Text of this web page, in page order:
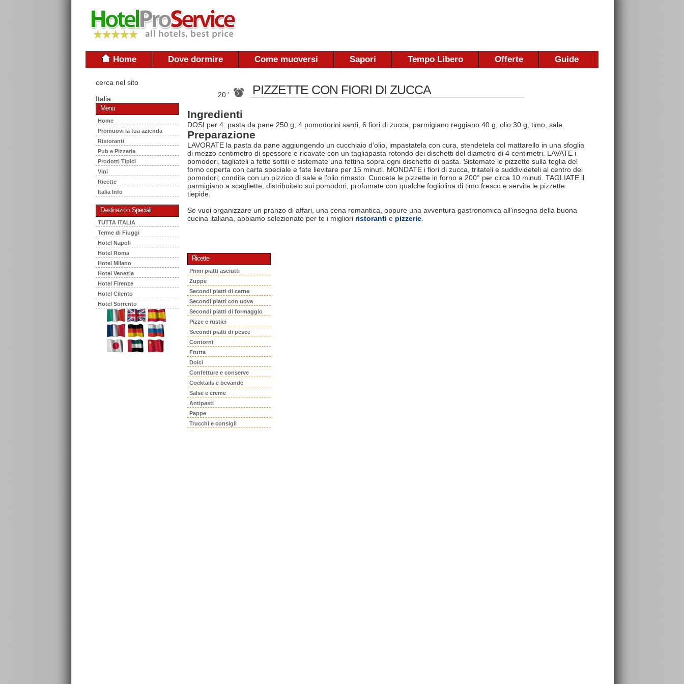
Home Dove dormire Come muoversi Sapori Tempo Libero Offerte Guide
cerca nel sito
Italia
Menu
Home
Promuovi la tua azienda
Ristoranti
Pub e Pizzerie
Prodotti Tipici
Vini
Ricette
Italia Info
Destinazioni Speciali
TUTTA ITALIA
Terme di Fiuggi
Hotel Napoli
Hotel Roma
Hotel Milano
Hotel Venezia
Hotel Firenze
Hotel Cilento
Hotel Sorrento
20 ' PIZZETTE CON FIORI DI ZUCCA
Ingredienti
DOSI per 4: pasta da pane 250 g, 4 pomodorini sardi, 6 fiori di zucca, parmigiano reggiano 40 g, olio 30 g, timo, sale.
Preparazione
LAVORATE la pasta da pane aggiungendo un cucchiaio d’olio, impastatela con cura, stendetela col mattarello in una sfoglia
di mezzo centimetro di spessore e ricavate con un tagliapasta rotondo dei dischetti del diametro di 4 centimetri. LAVATE i
pomodori, tagliateli a fette sottili e sistemate una fettina sopra ogni dischetto di pasta. Sistemate le pizzette sulla teglia del
forno coperta con carta speciale e fate lievitare per 15 minuti. MONDATE i fiori di zucca, tritateli e suddivideteli al centro dei
pomodori; condite con un pizzico di sale e l’olio rimasto. Cuocete le pizzette in forno a 200° per circa 10 minuti. TAGLIATE il
parmigiano a scagliette, distribuitelo sui pomodori, profumate con qualche fogliolina di timo fresco e servite le pizzette
tiepide.
Se vuoi organizzare un pranzo di affari, una cena romantica, oppure una avventura gastronomica all'insegna della buona
cucina italiana, abbiamo selezionato per te i migliori ristoranti e pizzerie
Ricette
Primi piatti asciutti
Zuppe
Secondi piatti di carne
Secondi piatti con uova
Secondi piatti di formaggio
Pizze e rustici
Secondi piatti di pesce
Contorni
Frutta
Dolci
Confetture e conserve
Cocktails e bevande
Salse e creme
Antipasti
Pappe
Trucchi e consigli